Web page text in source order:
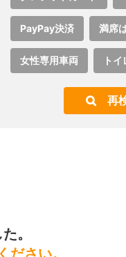
PayPay決済 満席
女性専用車両 トイ
再
。
ださい。